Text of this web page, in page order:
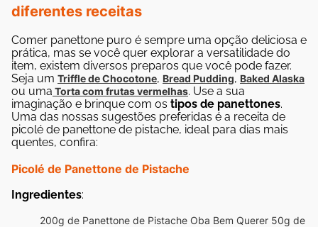
diferentes receitas
Comer panettone puro é sempre uma opção deliciosa e
prática, mas se você quer explorar a versatilidade do
item, existem diversos preparos que você pode fazer.
Seja um Triffle de Chocotone, Bread Pudding, Baked Alaska
ou uma Torta com frutas vermelhas. Use a sua
imaginação e brinque com os tipos de panettones.
Uma das nossas sugestões preferidas é a receita de
picolé de panettone de pistache, ideal para dias mais
quentes, confira:
Picolé de Panettone de Pistache
Ingredientes:
200g de Panettone de Pistache Oba Bem Querer 50g de